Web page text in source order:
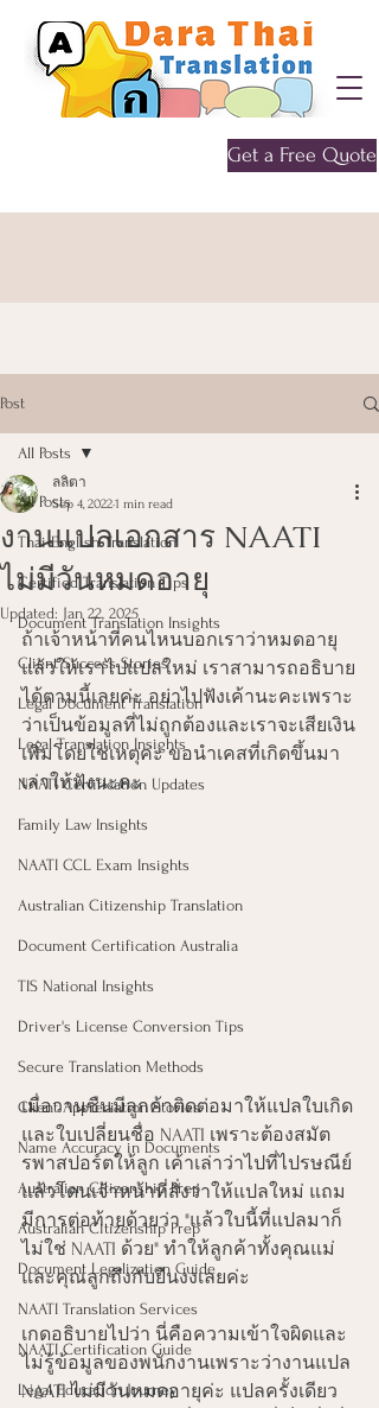
Get a Free Quote
Post
All Posts
Thai-English Translation
Certified Translation Tips
Document Translation Insights
Client Success Stories
Legal Document Translation
Legal Translation Insights
NAATI Certification Updates
Family Law Insights
NAATI CCL Exam Insights
Australian Citizenship Translation
Document Certification Australia
TIS National Insights
Driver's License Conversion Tips
Secure Translation Methods
Client Appreciation Stories
Name Accuracy in Documents
Australian Citizenship Prep
Australian Citizenship Prep
Document Legalization Guide
NAATI Translation Services
NAATI Certification Guide
Legal Education Journey
All Posts
งานแปลเอกสาร NAATI
ไม่มีวันหมดอายุ
ลลิตา
Sep 4, 20221 min read
Updated: Jan 22, 2025
ถ้าเจ้าหน้าที่คนไหนบอกเราว่าหมดอายุ
แล้วให้เราไปแปลใหม่ เราสามารถอธิบาย
ได้ตามนี้เลยค่ะ อย่าไปฟังเค้านะคะเพราะ
ว่าเป็นข้อมูลที่ไม่ถูกต้องและเราจะเสียเงิน
เพิ่มโดยใช่เหตุค่ะ ขอนำเคสที่เกิดขึ้นมา
เล่าให้ฟังนะคะ
เมื่อวานซืนมีลูกค้าติดต่อมาให้แปลใบเกิด
และใบเปลี่ยนชื่อ NAATI เพราะต้องสมัต
รพาสปอร์ตให้ลูก เค้าเล่าว่าไปที่ไปรษณีย์
แล้วโดนเจ้าหน้าที่สั่งว่าให้แปลใหม่ แถม
มีการต่อท้ายด้วยว่า "แล้วใบนี้ที่แปลมาก็
ไม่ใช่ NAATI ด้วย" ทำให้ลูกค้าทั้งคุณแม่
และคุณลูกถึงกับยืนงงเลยค่ะ
เกดอธิบายไปว่า นี่คือความเข้าใจผิดและ
ไม่รู้ข้อมูลของพนักงานเพราะว่างานแปล
NAATI ไม่มีวันหมดอายุค่ะ แปลครั้งเดียว